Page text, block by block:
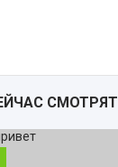
СМОТРЯТ